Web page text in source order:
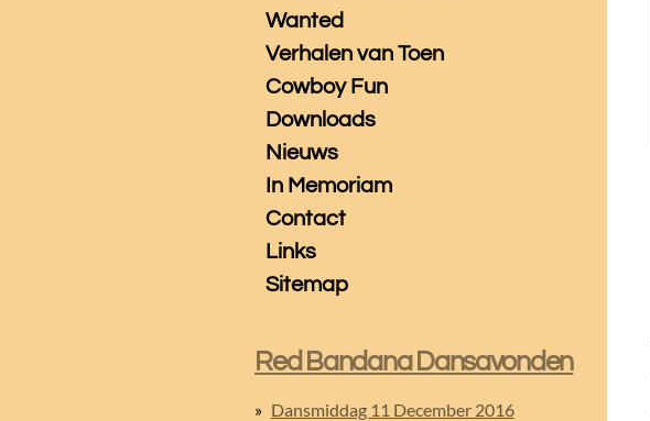
Wanted
Verhalen van Toen
Cowboy Fun
Downloads
Nieuws
In Memoriam
Contact
Links
Sitemap
Red Bandana Dansavonden
Dansmiddag 11 December 2016